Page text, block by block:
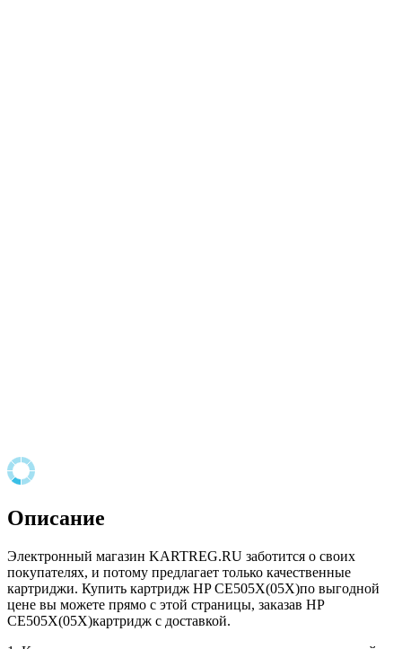
Описание
Электронный магазин KARTREG.RU заботится о своих
покупателях, и потому предлагает только качественные
картриджи. Купить картридж HP CE505X(05X)по выгодной
цене вы можете прямо с этой страницы, заказав HP
CE505X(05X)картридж с доставкой.